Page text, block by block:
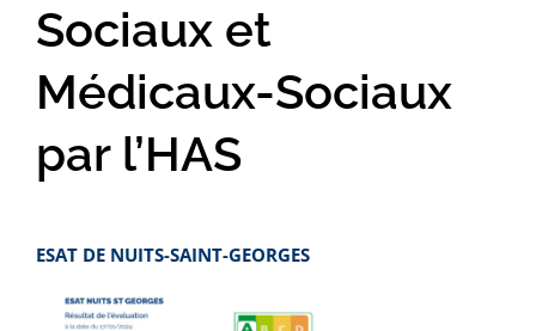
Sociaux et
Médicaux-Sociaux
par l’HAS
ESAT DE NUITS-SAINT-GEORGES